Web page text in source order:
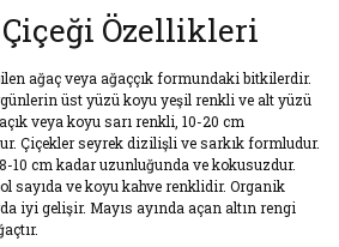
Çiçeği Özellikleri
ağaç veya ağaççık formundaki bitkilerdir.
üst yüzü koyu yeşil renkli ve alt yüzü
veya koyu sarı renkli, 10-20 cm
Çiçekler seyrek dizilişli ve sarkık formludur.
10 cm kadar uzunluğunda ve kokusuzdur.
sayıda ve koyu kahve renklidir. Organik
iyi gelişir. Mayıs ayında açan altın rengi